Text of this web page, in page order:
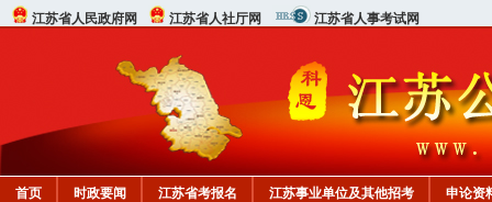
江苏省人民政府网 江苏省人社厅网 江苏省人事考试网
首页 时政要闻 江苏省考报名 江苏事业单位及其他招考
申论资